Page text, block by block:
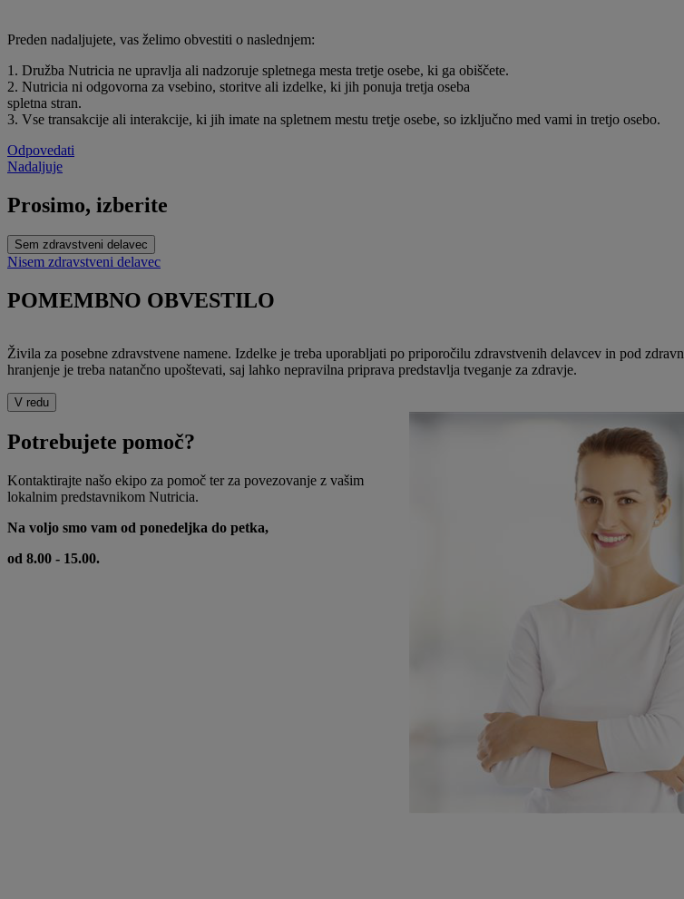
Preden nadaljujete, vas želimo obvestiti o naslednjem:
1. Družba Nutricia ne upravlja ali nadzoruje spletnega mesta tretje osebe, ki ga obiščete.
2. Nutricia ni odgovorna za vsebino, storitve ali izdelke, ki jih ponuja tretja oseba
spletna stran.
3. Vse transakcije ali interakcije, ki jih imate na spletnem mestu tretje osebe, so izključno med vami in tretjo osebo.
Odpovedati
Nadaljuje
Prosimo, izberite
Sem zdravstveni delavec
Nisem zdravstveni delavec
POMEMBNO OBVESTILO
Živila za posebne zdravstvene namene. Izdelke je treba uporabljati po priporočilu zdravstvenih delavcev in pod
hranjenje je treba natančno upoštevati, saj lahko nepravilna priprava predstavlja tveganje za zdravje.
V redu
Potrebujete pomoč?
Kontaktirajte našo ekipo za pomoč ter za povezovanje z vašim
lokalnim predstavnikom Nutricia.
Na voljo smo vam od ponedeljka do petka,
od 8.00 - 15.00.